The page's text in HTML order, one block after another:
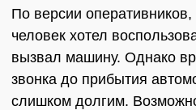
По версии
человек хотел
вызвал машину. Однако
звонка до прибытия
слишком долгим.